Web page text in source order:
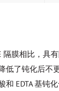
隔膜相比，具
低了钝化后不
和 EDTA 基钝